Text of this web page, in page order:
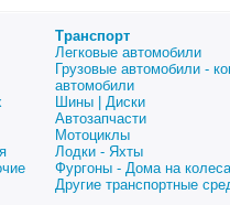
Транспорт
Легковые автомобили
Грузовые автомобили -
автомобили
Шины | Диски
Автозапчасти
Мотоциклы
Лодки - Яхты
Фургоны - Дома на
Другие транспортные